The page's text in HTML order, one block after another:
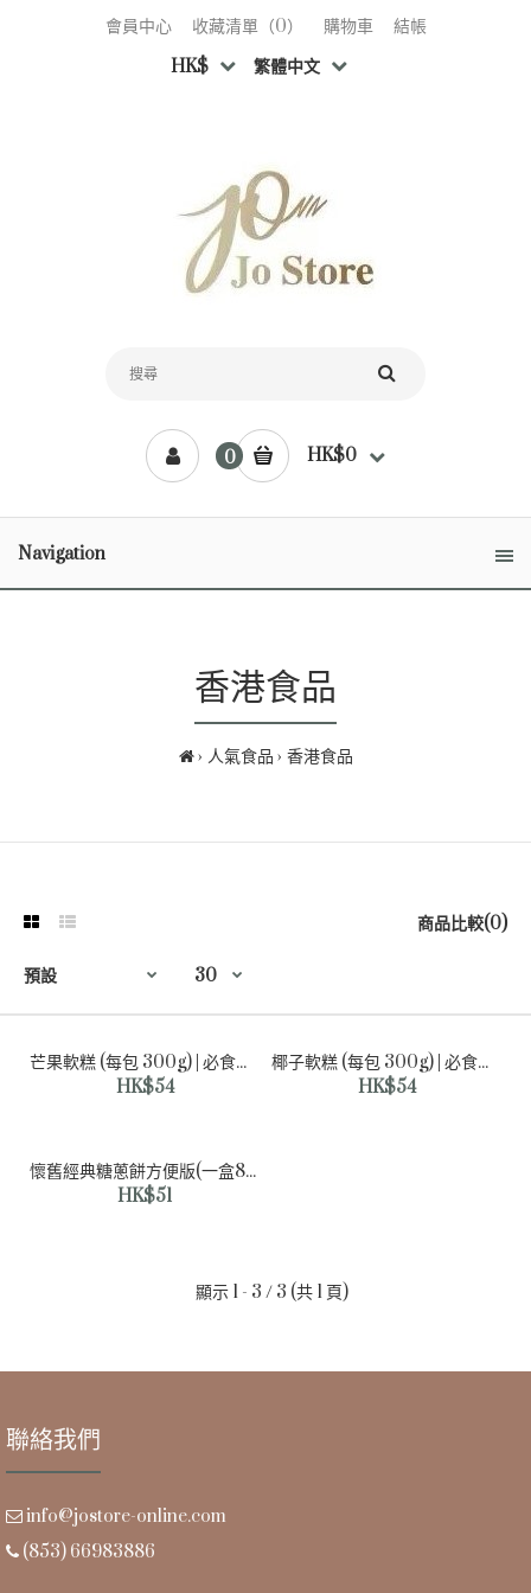
會員中心 收藏清單（0） 購物車
結帳
HK$
繁體中文
0 HK$0
Navigation
香港食品
人氣食品 香港食品
商品比較(0)
芒果軟糕 (每包 300g) | 必食之選 | 一試難忘
HK$54
椰子軟糕 (每包 300g) | 必食之選 | 一試難忘
HK$54
懷舊經典糖蔥餅方便版(一盒8件) | 即開即食 | 過癮好味
HK$51
顯示 1 - 3 / 3 (共 1 頁)
聯絡我們
info@jostore-online.com
(853) 66983886